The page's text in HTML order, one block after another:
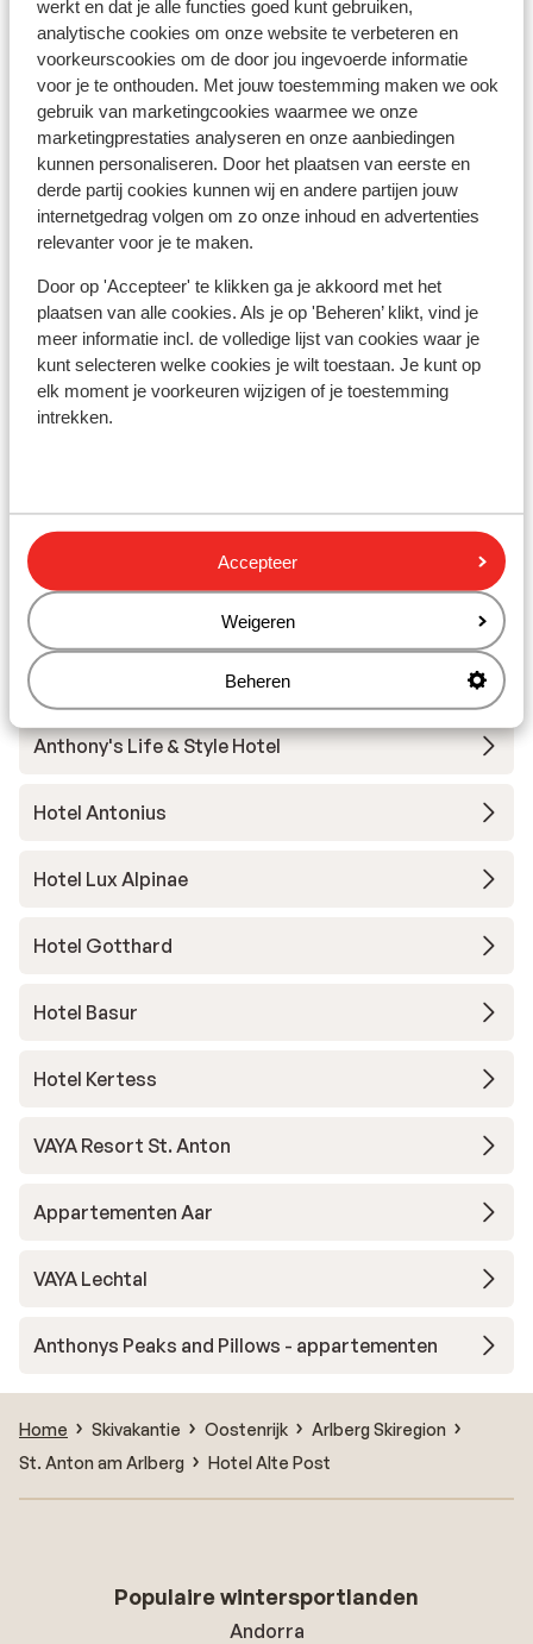
werkt en dat je alle functies goed kunt gebruiken,
analytische cookies om onze website te verbeteren en
voorkeurscookies om de door jou ingevoerde informatie
voor je te onthouden. Met jouw toestemming maken we ook
gebruik van marketingcookies waarmee we onze
marketingprestaties analyseren en onze aanbiedingen
kunnen personaliseren. Door het plaatsen van eerste en
derde partij cookies kunnen wij en andere partijen jouw
internetgedrag volgen om zo onze inhoud en advertenties
relevanter voor je te maken.
Door op 'Accepteer' te klikken ga je akkoord met het
plaatsen van alle cookies. Als je op 'Beheren’ klikt, vind je
meer informatie incl. de volledige lijst van cookies waar je
kunt selecteren welke cookies je wilt toestaan. Je kunt op
elk moment je voorkeuren wijzigen of je toestemming
intrekken.
Accepteer
Weigeren
Beheren
Skipas, -les en verhuur
Skipas
Skilessen
Skimateriaal
Andere accommodaties in Arlberg
Skiregion
Hotel Anthony's Alpin
Alpenhotel St. Christoph
Sporthotel St. Anton
Hotel die Arlbergerin - adults friendly
Anthony's Life & Style Hotel
Hotel Antonius
Hotel Lux Alpinae
Hotel Gotthard
Hotel Basur
Hotel Kertess
VAYA Resort St. Anton
Appartementen Aar
VAYA Lechtal
Anthonys Peaks and Pillows - appartementen
Home Skivakantie Oostenrijk
Arlberg Skiregion
St. Anton am Arlberg
Hotel Alte Post
Populaire wintersportlanden
Andorra